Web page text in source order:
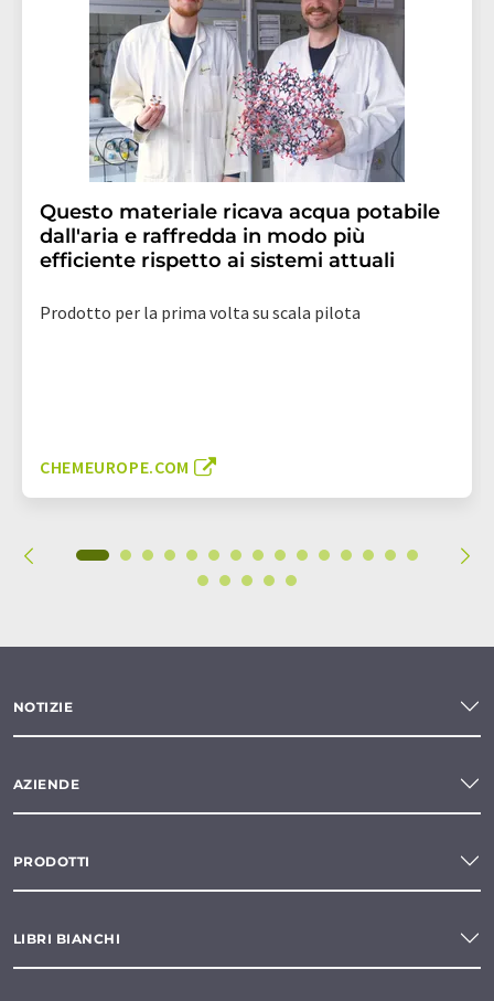
Questo materiale ricava acqua potabile
dall'aria e raffredda in modo più
efficiente rispetto ai sistemi attuali
Prodotto per la prima volta su scala pilota
CHEMEUROPE.COM
NOTIZIE
AZIENDE
PRODOTTI
LIBRI BIANCHI